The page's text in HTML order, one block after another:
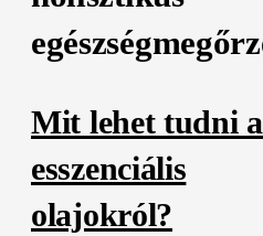
Mit lehet tudni
esszenciális
olajokról?